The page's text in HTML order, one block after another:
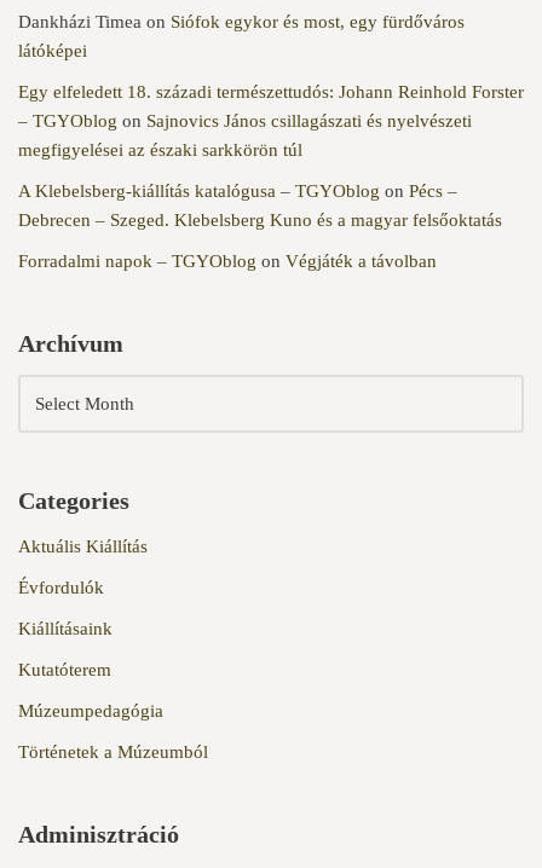
Dankházi Timea on Siófok egykor és most, egy fürdőváros
látóképei
Egy elfeledett 18. századi természettudós: Johann Reinhold Forster
– TGYOblog on Sajnovics János csillagászati és nyelvészeti
megfigyelései az északi sarkkörön túl
A Klebelsberg-kiállítás katalógusa – TGYOblog on Pécs –
Debrecen – Szeged. Klebelsberg Kuno és a magyar felsőoktatás
Forradalmi napok – TGYOblog on Végjáték a távolban
Archívum
Categories
Aktuális Kiállítás
Évfordulók
Kiállításaink
Kutatóterem
Múzeumpedagógia
Történetek a Múzeumból
Adminisztráció